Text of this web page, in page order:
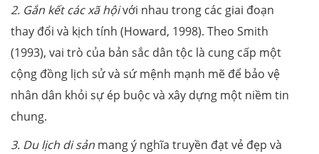
2. Gắn kết các xã hộivới nhau trong các giai đoạn
thay đổi và kịch tính (Howard, 1998). Theo Smith
(1993), vai trò của bản sắc dân tộc là cung cấp một
cộng đồng lịch sử và sứ mệnh mạnh mẽ để bảo vệ
nhân dân khỏi sự ép buộc và xây dựng một niềm tin
chung.
3. Du lịch di sản mang ý nghĩa truyền đạt vẻ đẹp và